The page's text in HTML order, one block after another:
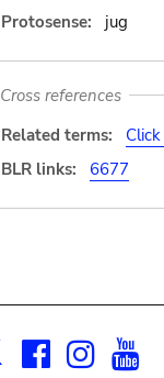
Protosense:
jug
Cross references
Related terms:
BLR links:
6677
X